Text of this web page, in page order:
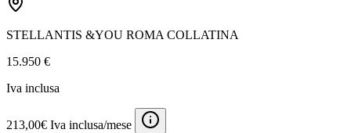
STELLANTIS &YOU ROMA COLLATINA
15.950 €
Iva inclusa
213,00€ Iva inclusa/mese